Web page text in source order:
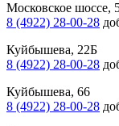
Московское шоссе,
8 (4922) 28-00-28
Куйбышева, 22Б
8 (4922) 28-00-28
Куйбышева, 66
8 (4922) 28-00-28